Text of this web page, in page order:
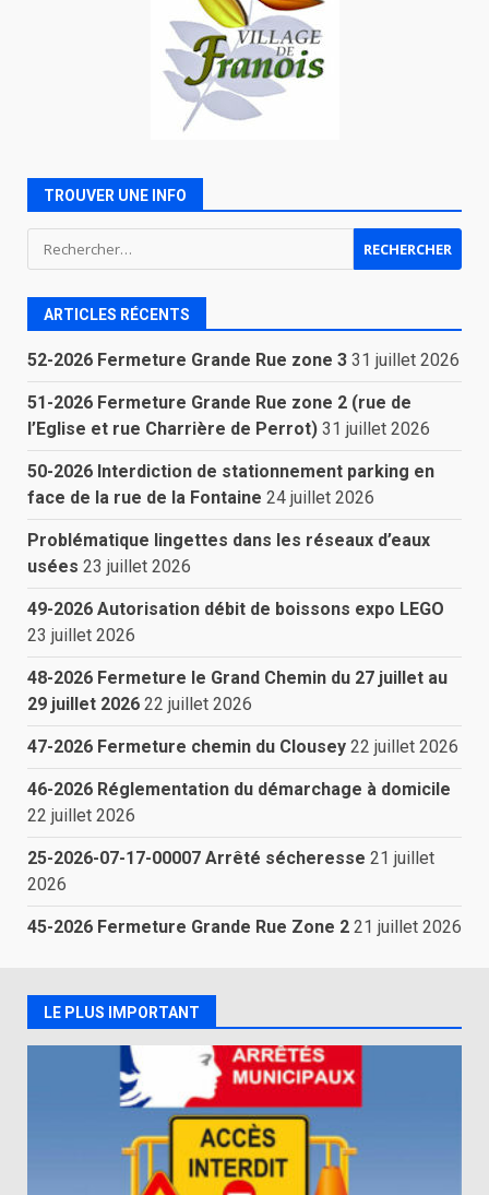
TROUVER UNE INFO
Rechercher :
ARTICLES RÉCENTS
52-2026 Fermeture Grande Rue zone 3 31 juillet 2026
51-2026 Fermeture Grande Rue zone 2 (rue de
l’Eglise et rue Charrière de Perrot) 31 juillet 2026
50-2026 Interdiction de stationnement parking en
face de la rue de la Fontaine 24 juillet 2026
Problématique lingettes dans les réseaux d’eaux
usées 23 juillet 2026
49-2026 Autorisation débit de boissons expo LEGO
23 juillet 2026
48-2026 Fermeture le Grand Chemin du 27 juillet au
29 juillet 2026 22 juillet 2026
47-2026 Fermeture chemin du Clousey 22 juillet 2026
46-2026 Réglementation du démarchage à domicile
22 juillet 2026
25-2026-07-17-00007 Arrêté sécheresse 21 juillet
2026
45-2026 Fermeture Grande Rue Zone 2 21 juillet 2026
LE PLUS IMPORTANT